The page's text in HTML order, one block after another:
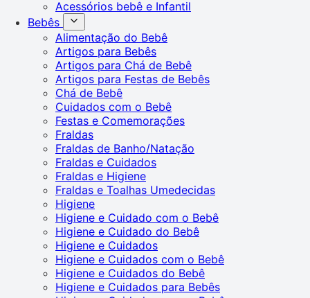
Acessórios bebê e Infantil
Bebês
Alimentação do Bebê
Artigos para Bebês
Artigos para Chá de Bebê
Artigos para Festas de Bebês
Chá de Bebê
Cuidados com o Bebê
Festas e Comemorações
Fraldas
Fraldas de Banho/Natação
Fraldas e Cuidados
Fraldas e Higiene
Fraldas e Toalhas Umedecidas
Higiene
Higiene e Cuidado com o Bebê
Higiene e Cuidado do Bebê
Higiene e Cuidados
Higiene e Cuidados com o Bebê
Higiene e Cuidados do Bebê
Higiene e Cuidados para Bebês